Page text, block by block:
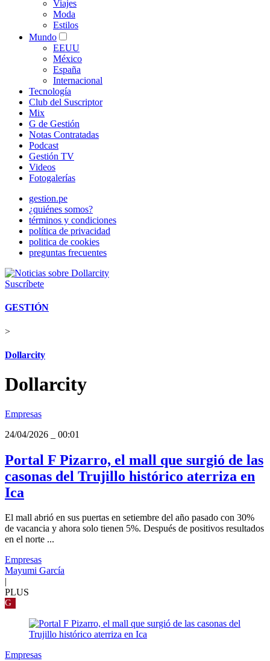
Viajes
Moda
Estilos
Mundo
EEUU
México
España
Internacional
Tecnología
Club del Suscriptor
Mix
G de Gestión
Notas Contratadas
Podcast
Gestión TV
Videos
Fotogalerías
gestion.pe
¿quiénes somos?
términos y condiciones
política de privacidad
politica de cookies
preguntas frecuentes
Suscríbete
GESTIÓN
>
Dollarcity
Dollarcity
Empresas
24/04/2026
00:01
Portal F Pizarro, el mall que surgió de las
casonas del Trujillo histórico aterriza en
Ica
El mall abrió en sus puertas en setiembre del año pasado con 30%
de vacancia y ahora solo tienen 5%. Después de positivos resultados
en el norte ...
Empresas
Mayumi García
PLUS
G
Empresas